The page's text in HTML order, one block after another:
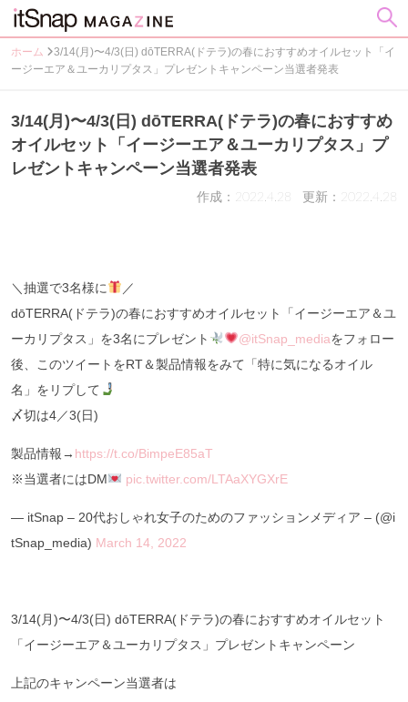
ホーム
3/14(月)〜4/3(日) dōTERRA(ドテラ)の春におすすめオイルセット「イ
ージーエア＆ユーカリプタス」プレゼントキャンペーン当選者発表
3/14(月)〜4/3(日) dōTERRA(ドテラ)の春におすすめ
オイルセット「イージーエア＆ユーカリプタス」プ
レゼントキャンペーン当選者発表
作成：2022.4.28 更新：2022.4.28
＼抽選で3名様に
／
dōTERRA(ドテラ)の春におすすめオイルセット「イージーエア＆ユ
ーカリプタス」を3名にプレゼント
@itSnap_mediaをフォロー
後、このツイートをRT＆製品情報をみて「特に気になるオイル
名」をリプして
〆切は4／3(日)
製品情報→ https://t.co/BimpeE85aT
※当選者にはDM
pic.twitter.com/LTAaXYGXrE
— itSnap – 20代おしゃれ女子のためのファッションメディア – (@i
tSnap_media) March 14, 2022
3/14(月)〜4/3(日) dōTERRA(ドテラ)の春におすすめオイルセット
「イージーエア＆ユーカリプタス」プレゼントキャンペーン
上記のキャンペーン当選者は